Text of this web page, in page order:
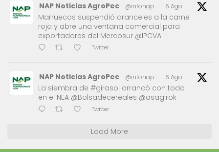
NAP Noticias AgroPec @infonap · 6 Ago
Marruecos suspendió aranceles a la carne
roja y abre una ventana comercial para
exportadores del Mercosur @IPCVA
Twitter
NAP Noticias AgroPec @infonap · 6 Ago
La siembra de #girasol arrancó con todo
en el NEA @Bolsadecereales @asagirok
Twitter
Load More